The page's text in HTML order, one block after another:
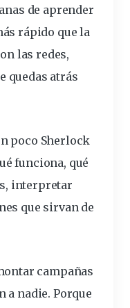
de aprender
rápido que la
lasredes,
quedas atrás
poco Sherlock
funciona, qué
interpretar
que sirvan de
campañas
a nadie. Porque